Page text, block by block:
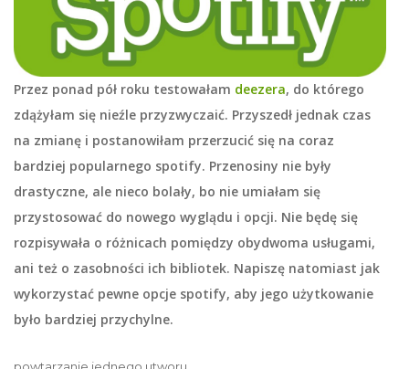
Przez ponad pół roku testowałam deezera, do którego
zdążyłam się nieźle przyzwyczaić. Przyszedł jednak czas
na zmianę i postanowiłam przerzucić się na coraz
bardziej popularnego spotify. Przenosiny nie były
drastyczne, ale nieco bolały, bo nie umiałam się
przystosować do nowego wyglądu i opcji. Nie będę się
rozpisywała o różnicach pomiędzy obydwoma usługami,
ani też o zasobności ich bibliotek. Napiszę natomiast jak
wykorzystać pewne opcje spotify, aby jego użytkowanie
było bardziej przychylne.
powtarzanie jednego utworu